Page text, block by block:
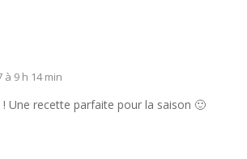
à 9 h 14 min
Une recette parfaite pour la saison 🙂